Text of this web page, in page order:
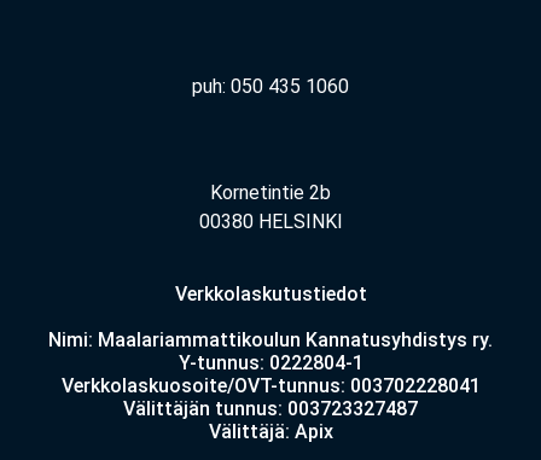
puh: 050 435 1060
Kornetintie 2b
00380 HELSINKI
Verkkolaskutustiedot
Nimi: Maalariammattikoulun Kannatusyhdistys ry.
Y-tunnus: 0222804-1
Verkkolaskuosoite/OVT-tunnus: 003702228041
Välittäjän tunnus: 003723327487
Välittäjä: Apix